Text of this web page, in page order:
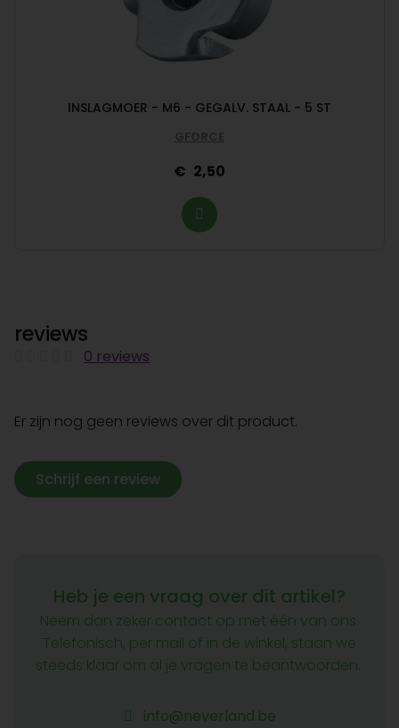
INSLAGMOER - M6 - GEGALV. STAAL - 5 ST
GFORCE
2,50
reviews
0 reviews
Er zijn nog geen reviews over dit product.
Schrijf een review
Heb je een vraag over dit artikel?
Neem dan zeker contact op met één van ons.
Telefonisch, per mail of in de winkel, staan we
steeds klaar om al je vragen te beantwoorden.
info@neverland.be